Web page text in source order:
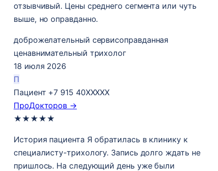
отзывчивый. Цены среднего сегмента или чуть
выше, но оправданно.
доброжелательный сервисоправданная
ценавнимательный трихолог
18 июля 2026
П
Пациент +7 915 40XXXXX
ПроДокторов →
★ ★ ★ ★ ★
История пациента Я обратилась в клинику к
специалисту-трихологу. Запись долго ждать не
пришлось. На следующий день уже были